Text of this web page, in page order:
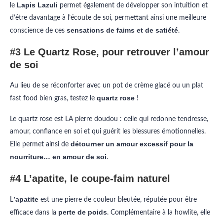
le Lapis Lazuli permet également de développer son intuition et
d’être davantage à l’écoute de soi, permettant ainsi une meilleure
conscience de ces sensations de faims et de satiété.
#3 Le Quartz Rose, pour retrouver l’amour
de soi
Au lieu de se réconforter avec un pot de crème glacé ou un plat
fast food bien gras, testez le quartz rose !
Le quartz rose est LA pierre doudou : celle qui redonne tendresse,
amour, confiance en soi et qui guérit les blessures émotionnelles.
Elle permet ainsi de détourner un amour excessif pour la
nourriture… en amour de soi.
#4 L’apatite, le coupe-faim naturel
L’apatite est une pierre de couleur bleutée, réputée pour être
efficace dans la perte de poids. Complémentaire à la howlite, elle